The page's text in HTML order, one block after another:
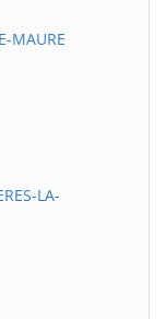
MAURE
LA-